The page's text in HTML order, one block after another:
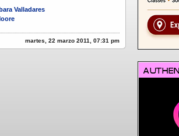
Valladares
martes, 22 marzo 2011, 07:31 pm